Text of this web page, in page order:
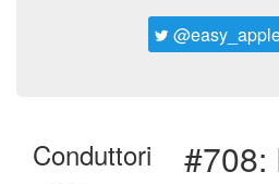
Conduttori #708: